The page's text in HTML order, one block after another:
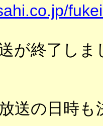
が終了しま
送の日時も